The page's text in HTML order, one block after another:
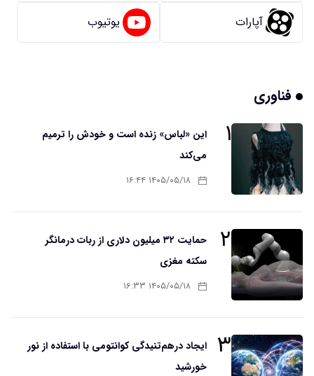
آپارات یوتیوب
فناوری
۱
این «لباس» زنده است و خودش را ترمیم
می‌کند
۱۴۰۵/۰۵/۱۸ ۱۶:۴۴
۲
حمایت ۳۲ میلیون دلاری از ربات درمانگر
سکته مغزی
۱۴۰۵/۰۵/۱۸ ۱۶:۳۳
۳
ایجاد درهم‌تنیدگی کوانتومی با استفاده از نور
خورشید